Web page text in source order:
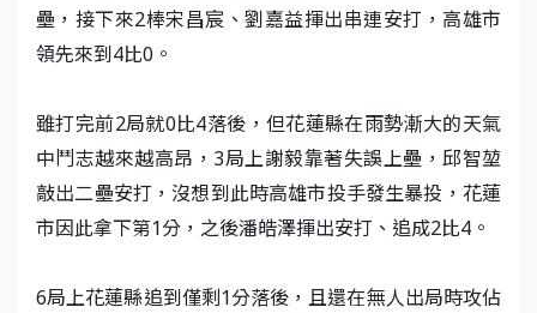
壘，接下來2棒宋昌宸、劉嘉益揮出串連安打，高雄市
領先來到4比0。
雖打完前2局就0比4落後，但花蓮縣在雨勢漸大的天氣
中鬥志越來越高昂，3局上謝毅靠著失誤上壘，邱智堃
敲出二壘安打，沒想到此時高雄市投手發生暴投，花蓮
市因此拿下第1分，之後潘皓澤揮出安打、追成2比4。
6局上花蓮縣追到僅剩1分落後，且還在無人出局時攻佔